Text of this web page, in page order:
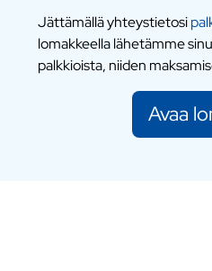
Jättämällä yhteystietosi
lomakkeella lähetämme
palkkioista, niiden
Avaa